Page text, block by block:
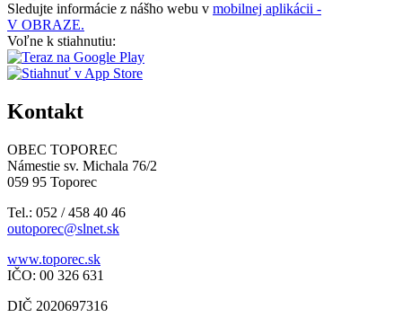
Sledujte informácie z nášho webu v mobilnej aplikácii -
V OBRAZE.
Voľne k stiahnutiu:
Kontakt
OBEC TOPOREC
Námestie sv. Michala 76/2
059 95 Toporec
Tel.: 052 / 458 40 46
outoporec@slnet.sk
www.toporec.sk
IČO: 00 326 631
DIČ 2020697316